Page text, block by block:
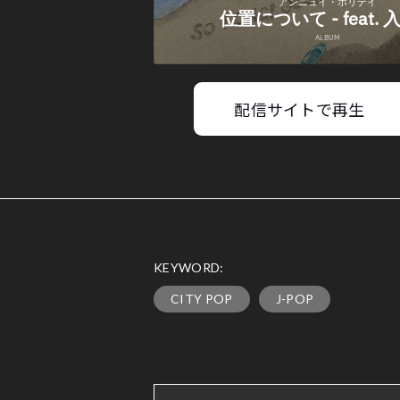
配信サイトで再生
KEYWORD:
CITY POP J-POP